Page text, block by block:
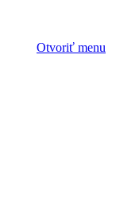
Otvoriť menu